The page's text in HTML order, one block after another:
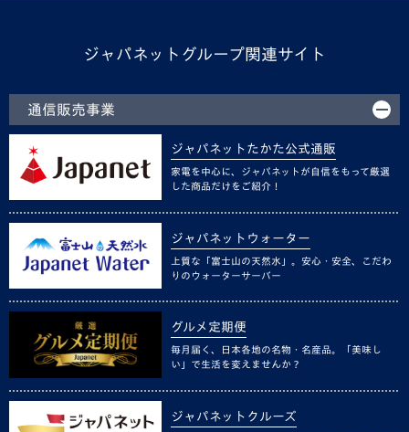
ジャパネットグループ関連サイト
通信販売事業
ジャパネットたかた公式通販
家電を中心に、ジャパネットが自信をもって厳選
した商品だけをご紹介！
ジャパネットウォーター
上質な「富士山の天然水」。安心・安全、こだわ
りのウォーターサーバー
グルメ定期便
毎月届く、日本各地の名物・名産品。「美味し
い」で生活を変えませんか？
ジャパネットクルーズ